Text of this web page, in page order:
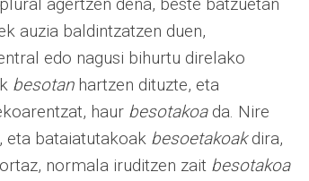
auzia baldintzatzen duen,
edo nagusi bihurtu direlako
besotanhartzen dituzte, eta
haur besotakoada. Nire
eta bataiatutakoak besoetakoakdira,
normala iruditzen zait besotakoa